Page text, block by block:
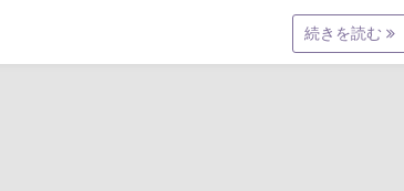
続きを読む